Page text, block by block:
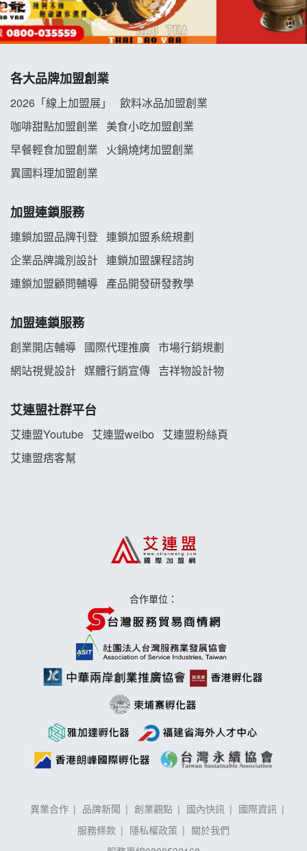
冬城門加盟說明會
拾鑶火鍋加盟說明會
阿性情趣無人販售所加盟明會
舒油頭加盟說明會
韓金量加盟說明會
義氣豐發雞加盟說明會
Mr.Wish加盟說明會
雞咕雞咕加盟說明會
TEA TOP加盟說明會
珍好味臭臭鍋加盟說明會
莫尼早餐Morni加盟說明會
各大品牌加盟創業
2026「線上加盟展」
飲料冰品加盟創業
咖啡甜點加盟創業
美食小吃加盟創業
早餐輕食加盟創業
火鍋燒烤加盟創業
異國料理加盟創業
加盟連鎖服務
連鎖加盟品牌刊登 連鎖加盟系統規劃
企業品牌識別設計 連鎖加盟課程諮詢
連鎖加盟顧問輔導 產品開發研發教學
加盟連鎖服務
創業開店輔導 國際代理推廣 市場行銷規劃
網站視覺設計 媒體行銷宣傳 吉祥物設計物
艾連盟社群平台
艾連盟Youtube 艾連盟weibo
艾連盟粉絲頁
艾連盟痞客幫
合作單位：
異業合作 品牌新聞 創業觀點 國內快訊
國際資訊
服務條款
隱私權政策
關於我們